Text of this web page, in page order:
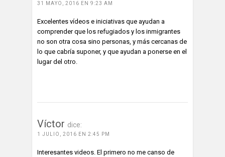
31 MAYO, 2016 EN 9:23 AM
Excelentes vídeos e iniciativas que ayudan a
comprender que los refugiados y los inmigrantes
no son otra cosa sino personas, y más cercanas de
lo que cabría suponer, y que ayudan a ponerse en el
lugar del otro.
Víctor dice:
1 JULIO, 2016 EN 2:45 PM
Interesantes videos. El primero no me canso de